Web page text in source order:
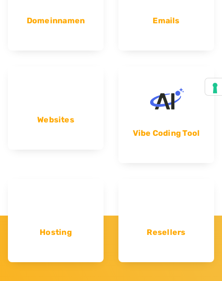
Domeinnamen Emails
Websites
Vibe Coding Tool
Hosting Resellers